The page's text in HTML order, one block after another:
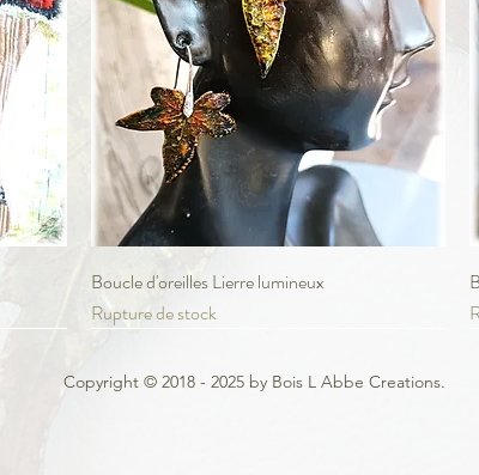
Aperçu rapide
Boucle d'oreilles Lierre lumineux
Rupture de stock
Copyright © 2018 - 2025 by Bois L Abbe Creations.